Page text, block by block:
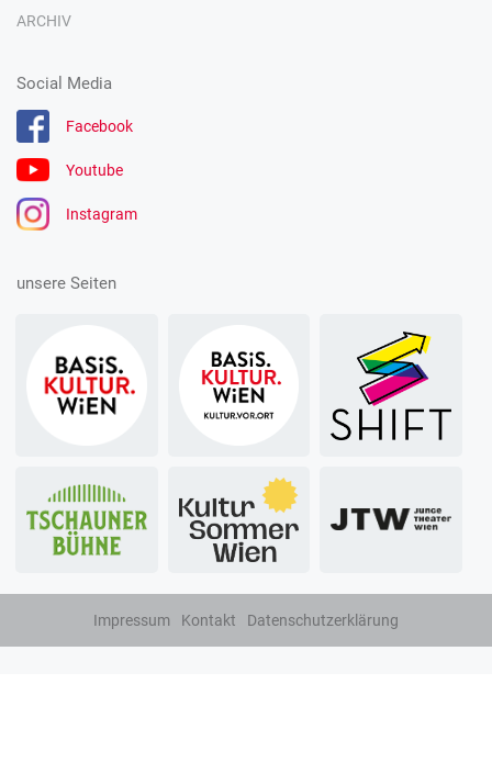
ARCHIV
Social Media
Facebook
Youtube
Instagram
unsere Seiten
Impressum Kontakt Datenschutzerklärung